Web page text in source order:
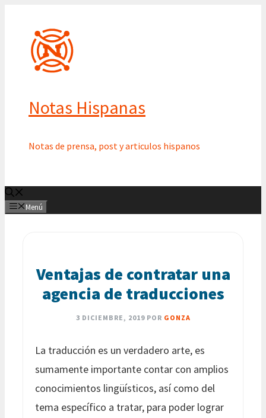
contenido
Notas Hispanas
Notas de prensa, post y articulos hispanos
Menú
Ventajas de contratar una
agencia de traducciones
3 DICIEMBRE, 2019 POR GONZA
La traducción es un verdadero arte, es
sumamente importante contar con amplios
conocimientos lingüísticos, así como del
tema específico a tratar, para poder lograr